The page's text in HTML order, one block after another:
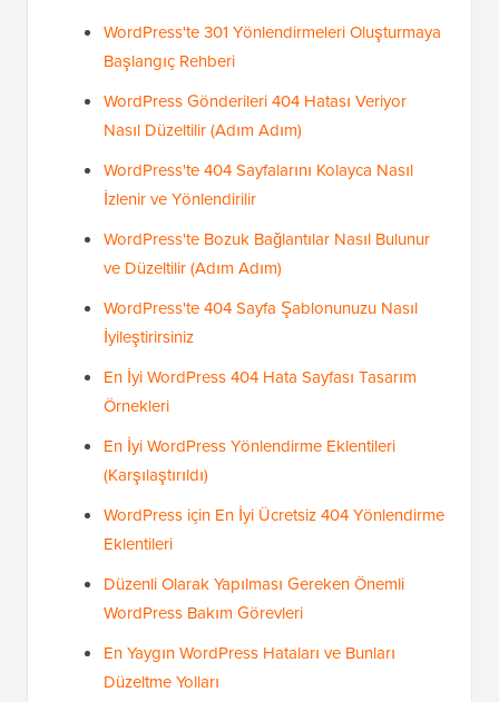
Ayrıca 404 hatalarını nasıl ele alacağınıza dair diğer
bazı kılavuzları da görmek isteyebilirsiniz:
WordPress'te 301 Yönlendirmeleri Oluşturmaya
WordPress Gönderileri 404 Hatası Veriyor
Nasıl Düzeltilir (Adım Adım)
WordPress'te 404 Sayfalarını Kolayca Nasıl
WordPress'te Bozuk Bağlantılar Nasıl Bulunur
ve Düzeltilir (Adım Adım)
WordPress'te 404 Sayfa Şablonunuzu Nasıl
İyileştirirsiniz
En İyi WordPress 404 Hata Sayfası Tasarım
En İyi WordPress Yönlendirme Eklentileri
(Karşılaştırıldı)
WordPress için En İyi Ücretsiz 404 Yönlendirme
Düzenli Olarak Yapılması Gereken Önemli